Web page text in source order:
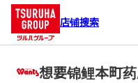
店铺搜索
想要锦鲤本町